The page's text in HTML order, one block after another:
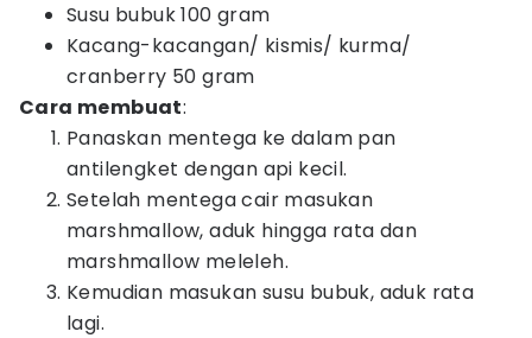
Susu bubuk 100 gram
Kacang-kacangan/ kismis/ kurma/
cranberry 50 gram
Cara membuat:
Panaskan mentega ke dalam pan
antilengket dengan api kecil.
Setelah mentega cair masukan
marshmallow, aduk hingga rata dan
marshmallow meleleh.
Kemudian masukan susu bubuk, aduk rata
lagi.